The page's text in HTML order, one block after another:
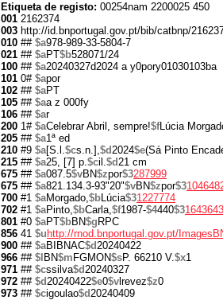
Etiqueta de registo: 00254nam 2200025 450
001 2162374
003 http://id.bnportugal.gov.pt/bib/catbnp/
010 ## $a978-989-33-5804-7
021 ## $aPT$b528071/24
100 ## $a20240327d2024 a y0pory01030103ba
101 0# $apor
102 ## $aPT
105 ## $aa z 000fy
106 ## $ar
200 1# $aCelebrar Abril, sempre!$fLúcia
205 ## $a1ª ed
210 #9 $a[S.l.$cs.n.],$d2024$e(Sá Pinto
215 ## $a25, [7] p.$cil.$d21 cm
675 ## $a087.5$vBN$zpor$3287999
675 ## $a821.134.3-93"20"$vBN$zpor$3
700 #1 $aMorgado,$bLúcia$31227774
702 #1 $aPinto,$bCarla,$f1987-$4440$31643643
801 #0 $aPT$bBN$g RPC
856 41 $u http://rnod.bnportugal.gov.pt/
900 ## $aBIBNAC$d20240422
966 ## $l BN$m FGMON$sP. 66210 V.$x1
971 ## $cssilva$d20240327
972 ## $d20240422$e0$v lrevez$z0
973 ## $cigoulao$d20240409